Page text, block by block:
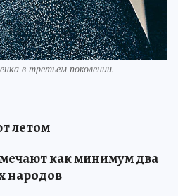
в третьем поколении.
летом
как минимум два
народов